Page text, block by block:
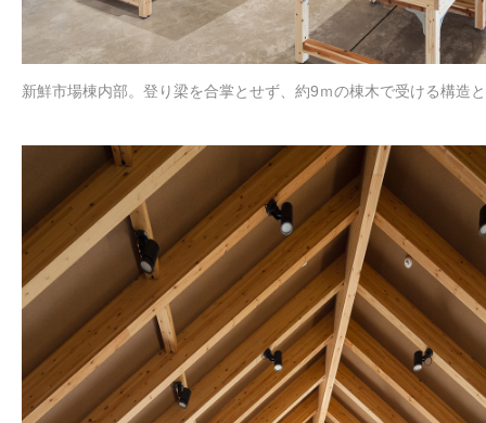
新鮮市場棟内部。登り梁を合掌とせず、約9ｍの棟木で受ける構造